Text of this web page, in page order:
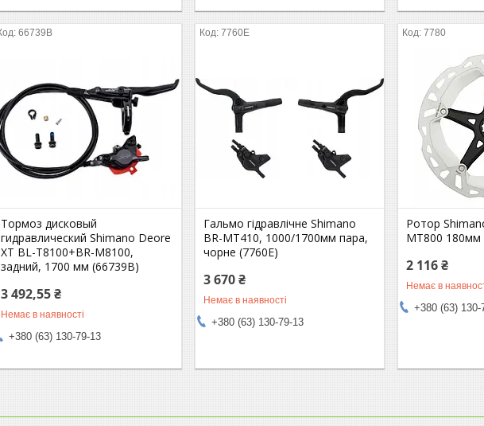
66739B
Тормоз дисковый
гидравлический Shimano Deore
XT BL-T8100+BR-M8100,
задний, 1700 мм (66739B)
3 492,55 ₴
Немає в наявності
+380 (63) 130-79-13
7760E
Гальмо гідравлічне Shimano
BR-MT410, 1000/1700мм пара,
чорне (7760E)
3 670 ₴
Немає в наявності
+380 (63) 130-79-13
7780
Ротор
MT800 180мм
2 116 ₴
Немає в
+380 (63) 130-